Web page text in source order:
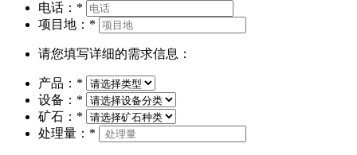
电话： *
项目地： *
请您填写详细的需求信息：
产品： *
设备： *
矿石： *
处理量： *